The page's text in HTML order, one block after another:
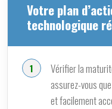
Votre plan
technologique
Vérifier la
assurez-vous
et facilement